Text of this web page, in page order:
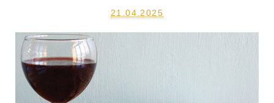
21.04.2025